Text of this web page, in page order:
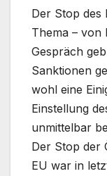
Der Stop des
Thema – von
Gespräch
Sanktionen
wohl eine
Einstellung
unmittelbar
Der Stop der
EU war in